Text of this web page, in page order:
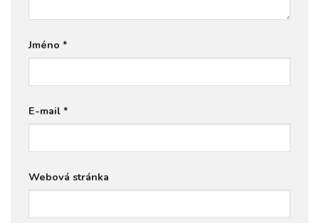
Jméno *
E-mail *
Webová stránka